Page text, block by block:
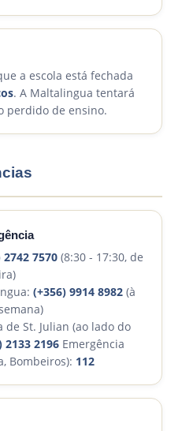
a escola está fechada
. A Maltalingua tentará
perdido de ensino.
2742 7570 (8:30 - 17:30, de
(+356) 9914 8982 (à
de St. Julian (ao lado do
2133 2196 Emergência
Bombeiros): 112